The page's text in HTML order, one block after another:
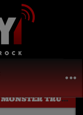
MONSTER TRUCK "Don’t Tell Me How To Live" (One Session)